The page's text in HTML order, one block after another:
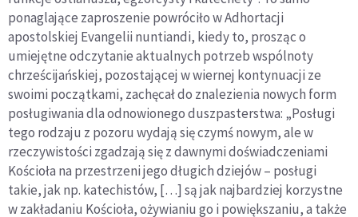
ponaglające zaproszenie powróciło w Adhortacji
apostolskiej Evangelii nuntiandi, kiedy to, prosząc o
umiejętne odczytanie aktualnych potrzeb wspólnoty
chrześcijańskiej, pozostającej w wiernej kontynuacji ze
swoimi początkami, zachęcał do znalezienia nowych form
posługiwania dla odnowionego duszpasterstwa: „Posługi
tego rodzaju z pozoru wydają się czymś nowym, ale w
rzeczywistości zgadzają się z dawnymi doświadczeniami
Kościoła na przestrzeni jego długich dziejów – posługi
takie, jak np. katechistów, […] są jak najbardziej korzystne
w zakładaniu Kościoła, ożywianiu go i powiększaniu, a także